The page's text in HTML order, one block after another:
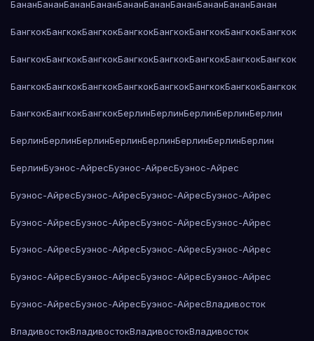
БананБананБананБананБананБананБананБананБананБанан
БангкокБангкокБангкокБангкокБангкокБангкокБангкокБангкок
БангкокБангкокБангкокБангкокБангкокБангкокБангкокБангкок
БангкокБангкокБангкокБангкокБангкокБангкокБангкокБангкок
БангкокБангкокБангкокБерлинБерлинБерлинБерлинБерлин
БерлинБерлинБерлинБерлинБерлинБерлинБерлинБерлин
БерлинБуэнос-АйресБуэнос-АйресБуэнос-Айрес
Буэнос-АйресБуэнос-АйресБуэнос-АйресБуэнос-Айрес
Буэнос-АйресБуэнос-АйресБуэнос-АйресБуэнос-Айрес
Буэнос-АйресБуэнос-АйресБуэнос-АйресБуэнос-Айрес
Буэнос-АйресБуэнос-АйресБуэнос-АйресБуэнос-Айрес
Буэнос-АйресБуэнос-АйресБуэнос-АйресВладивосток
ВладивостокВладивостокВладивостокВладивосток